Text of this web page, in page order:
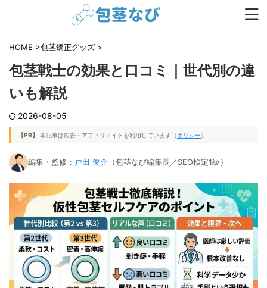
HOME >包茎矯正グッズ >
包茎戦士の効果と口コミ｜世代別の違
いも解説
2026-08-05
【PR】 本記事は広告・アフィリエイトを利用しています（ポリシー）
編集・監修： 戸田 俊介 （包茎なび編集長／SEO検定1級）